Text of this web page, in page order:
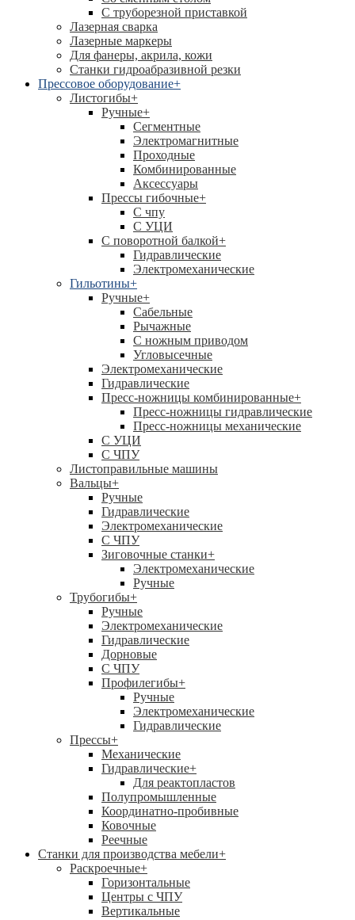
С труборезной приставкой
Лазерная сварка
Лазерные маркеры
Для фанеры, акрила, кожи
Станки гидроабразивной резки
Прессовое оборудование+
Листогибы+
Ручные+
Сегментные
Электромагнитные
Проходные
Комбинированные
Аксессуары
Прессы гибочные+
C чпу
С УЦИ
С поворотной балкой+
Гидравлические
Электромеханические
Гильотины+
Ручные+
Сабельные
Рычажные
С ножным приводом
Угловысечные
Электромеханические
Гидравлические
Пресс-ножницы комбинированные+
Пресс-ножницы гидравлические
Пресс-ножницы механические
С УЦИ
С ЧПУ
Листоправильные машины
Вальцы+
Ручные
Гидравлические
Электромеханические
С ЧПУ
Зиговочные станки+
Электромеханические
Ручные
Трубогибы+
Ручные
Электромеханические
Гидравлические
Дорновые
С ЧПУ
Профилегибы+
Ручные
Электромеханические
Гидравлические
Прессы+
Механические
Гидравлические+
Для реактопластов
Полупромышленные
Координатно-пробивные
Ковочные
Реечные
Станки для производства мебели+
Раскроечные+
Горизонтальные
Центры с ЧПУ
Вертикальные